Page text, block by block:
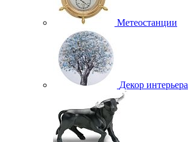
Метеостанции
Декор интерьера